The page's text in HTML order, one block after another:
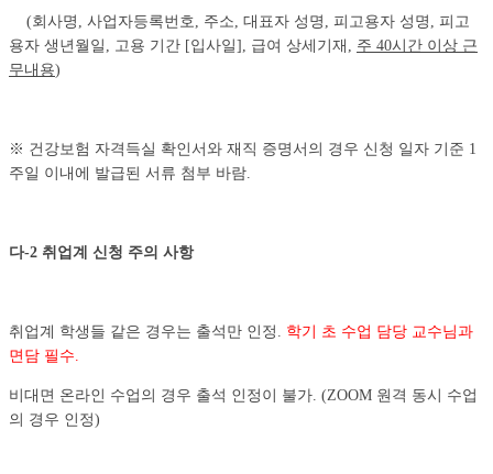
(회사명, 사업자등록번호, 주소, 대표자 성명, 피고용자 성명, 피고
용자 생년월일, 고용 기간 [입사일], 급여 상세기재, 주 40시간 이상 근
무내용)
※ 건강보험 자격득실 확인서와 재직 증명서의 경우 신청 일자 기준 1
주일 이내에 발급된 서류 첨부 바람.
다-2 취업계 신청 주의 사항
취업계 학생들 같은 경우는 출석만 인정. 학기 초 수업 담당 교수님과
면담 필수.
비대면 온라인 수업의 경우 출석 인정이 불가. (ZOOM 원격 동시 수업
의 경우 인정)